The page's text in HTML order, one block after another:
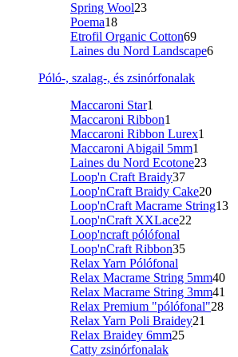
Spring Wool23
Poema18
Etrofil Organic Cotton69
Laines du Nord Landscape6
Póló-, szalag-, és zsinórfonalak
Maccaroni Star1
Maccaroni Ribbon1
Maccaroni Ribbon Lurex1
Maccaroni Abigail 5mm1
Laines du Nord Ecotone23
Loop'n Craft Braidy37
Loop'nCraft Braidy Cake20
Loop'nCraft Macrame String13
Loop'nCraft XXLace22
Loop'ncraft pólófonal
Loop'nCraft Ribbon35
Relax Yarn Pólófonal
Relax Macrame String 5mm40
Relax Macrame String 3mm41
Relax Premium "pólófonal"28
Relax Yarn Poli Braidey21
Relax Braidey 6mm25
Catty zsinórfonalak